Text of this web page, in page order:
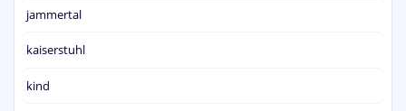
jammertal
kaiserstuhl
kind